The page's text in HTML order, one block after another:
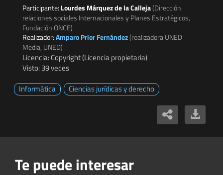
Participante: Lourdes Márquez de la Calleja(Dirección
relaciones sociales Internacionales y Planes Estratégicos,
Fundación ONCE)
Realizador:Amparo Prior Fernández(realizadora UNED
Media, UNED)
Licencia: Copyright (Licencia propietaria)
Visto: 39 veces
Informática
Ciencias jurídicas y derecho
Te puede interesar